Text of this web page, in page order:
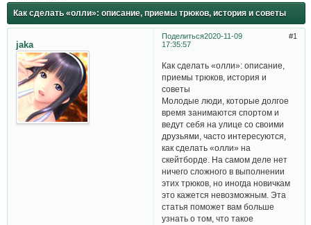
Как сделать «олли»: описание, приемы трюков, история и советы
Поделиться 1
2020-11-09
17:35:57
jaka
Как сделать «олли»: описание,
приемы трюков, история и
советы
Молодые люди, которые долгое
время занимаются спортом и
ведут себя на улице со своими
друзьями, часто интересуются,
как сделать «олли» на
скейтборде. На самом деле нет
ничего сложного в выполнении
этих трюков, но иногда новичкам
это кажется невозможным. Эта
статья поможет вам больше
узнать о том, что такое